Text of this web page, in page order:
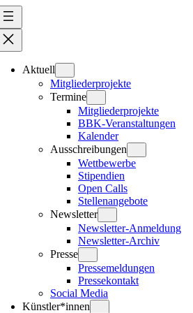
Aktuell
Mitgliederprojekte
Termine
Mitgliederprojekte
BBK-Veranstaltungen
Kalender
Ausschreibungen
Wettbewerbe
Stipendien
Open Calls
Stellenangebote
Newsletter
Newsletter-Anmeldung
Newsletter-Archiv
Presse
Pressemeldungen
Pressekontakt
Social Media
Künstler*innen